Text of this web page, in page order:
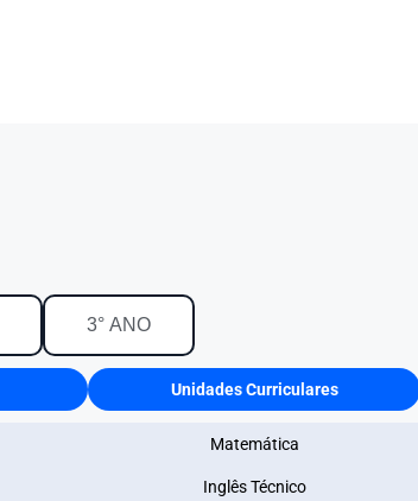
3° ANO
Unidades Curriculares
Matemática
Inglês Técnico